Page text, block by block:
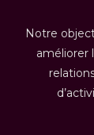
Notre
améliorer